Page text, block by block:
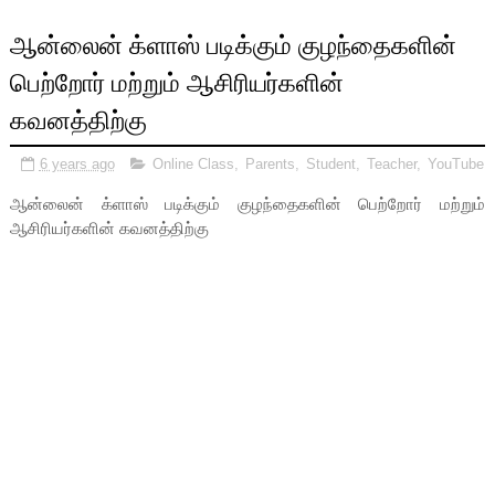
ஆன்லைன் க்ளாஸ் படிக்கும் குழந்தைகளின்
பெற்றோர் மற்றும் ஆசிரியர்களின்
கவனத்திற்கு
6 years ago Online Class Parents Student Teacher, YouTube
ஆன்லைன் க்ளாஸ் படிக்கும் குழந்தைகளின் பெற்றோர் மற்றும்
ஆசிரியர்களின் கவனத்திற்கு